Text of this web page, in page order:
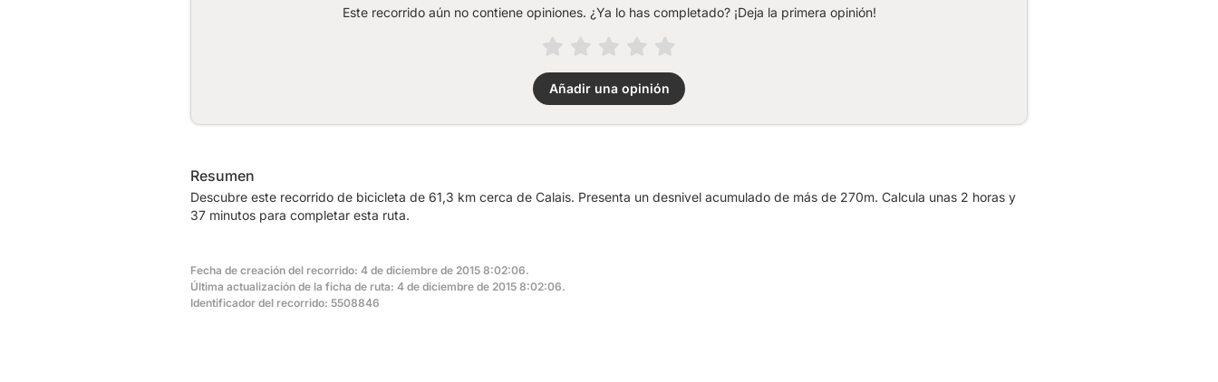
Este recorrido aún no contiene opiniones. ¿Ya lo has completado? ¡Deja la primera opinión!
Añadir una opinión
Resumen
Descubre este recorrido de bicicleta de 61,3 km cerca de Calais. Presenta un desnivel acumulado de más de 270m. Calcula unas 2 horas y
37 minutos para completar esta ruta.
Fecha de creación del recorrido: 4 de diciembre de 2015 8:02:06.
Última actualización de la ficha de ruta: 4 de diciembre de 2015 8:02:06.
Identificador del recorrido: 5508846